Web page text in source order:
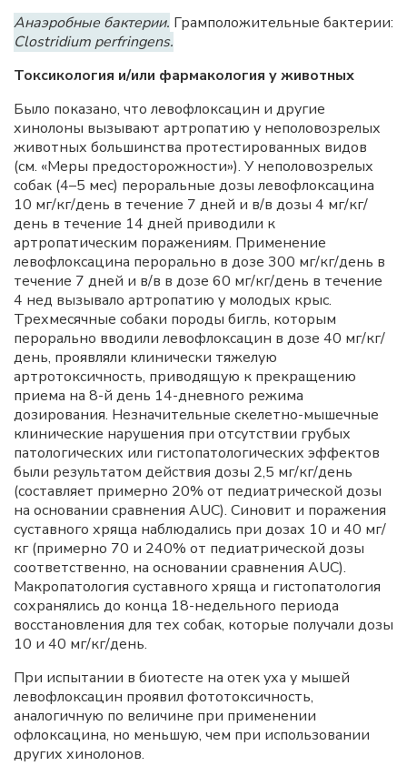
Анаэробные бактерии. Грамположительные бактерии:
Clostridium perfringens.
Токсикология и/или фармакология у животных
Было показано, что левофлоксацин и другие
хинолоны вызывают артропатию у неполовозрелых
животных большинства протестированных видов
(см. «Меры предосторожности»). У неполовозрелых
собак (4–5 мес) пероральные дозы левофлоксацина
10 мг/кг/день в течение 7 дней и в/в дозы 4 мг/кг/
день в течение 14 дней приводили к
артропатическим поражениям. Применение
левофлоксацина перорально в дозе 300 мг/кг/день в
течение 7 дней и в/в в дозе 60 мг/кг/день в течение
4 нед вызывало артропатию у молодых крыс.
Трехмесячные собаки породы бигль, которым
перорально вводили левофлоксацин в дозе 40 мг/кг/
день, проявляли клинически тяжелую
артротоксичность, приводящую к прекращению
приема на 8-й день 14-дневного режима
дозирования. Незначительные скелетно-мышечные
клинические нарушения при отсутствии грубых
патологических или гистопатологических эффектов
были результатом действия дозы 2,5 мг/кг/день
(составляет примерно 20% от педиатрической дозы
на основании сравнения AUC). Синовит и поражения
суставного хряща наблюдались при дозах 10 и 40 мг/
кг (примерно 70 и 240% от педиатрической дозы
соответственно, на основании сравнения AUC).
Макропатология суставного хряща и гистопатология
сохранялись до конца 18-недельного периода
восстановления для тех собак, которые получали дозы
10 и 40 мг/кг/день.
При испытании в биотесте на отек уха у мышей
левофлоксацин проявил фототоксичность,
аналогичную по величине при применении
офлоксацина, но меньшую, чем при использовании
других хинолонов.